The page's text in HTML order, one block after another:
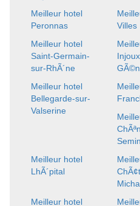
Meilleur hotel
Peronnas
Villes
Meilleur hotel
Saint-Germain-
sur-RhÃ´ne
Meilleur hotel
Bellegarde-sur-
Valserine
Meilleur hotel
LhÃ´pital
Meilleur hotel